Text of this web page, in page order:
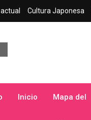
Cultura Japonesa
Inicio Mapa del